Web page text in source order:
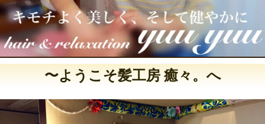
〜ようこそ髪工房 癒々。へ